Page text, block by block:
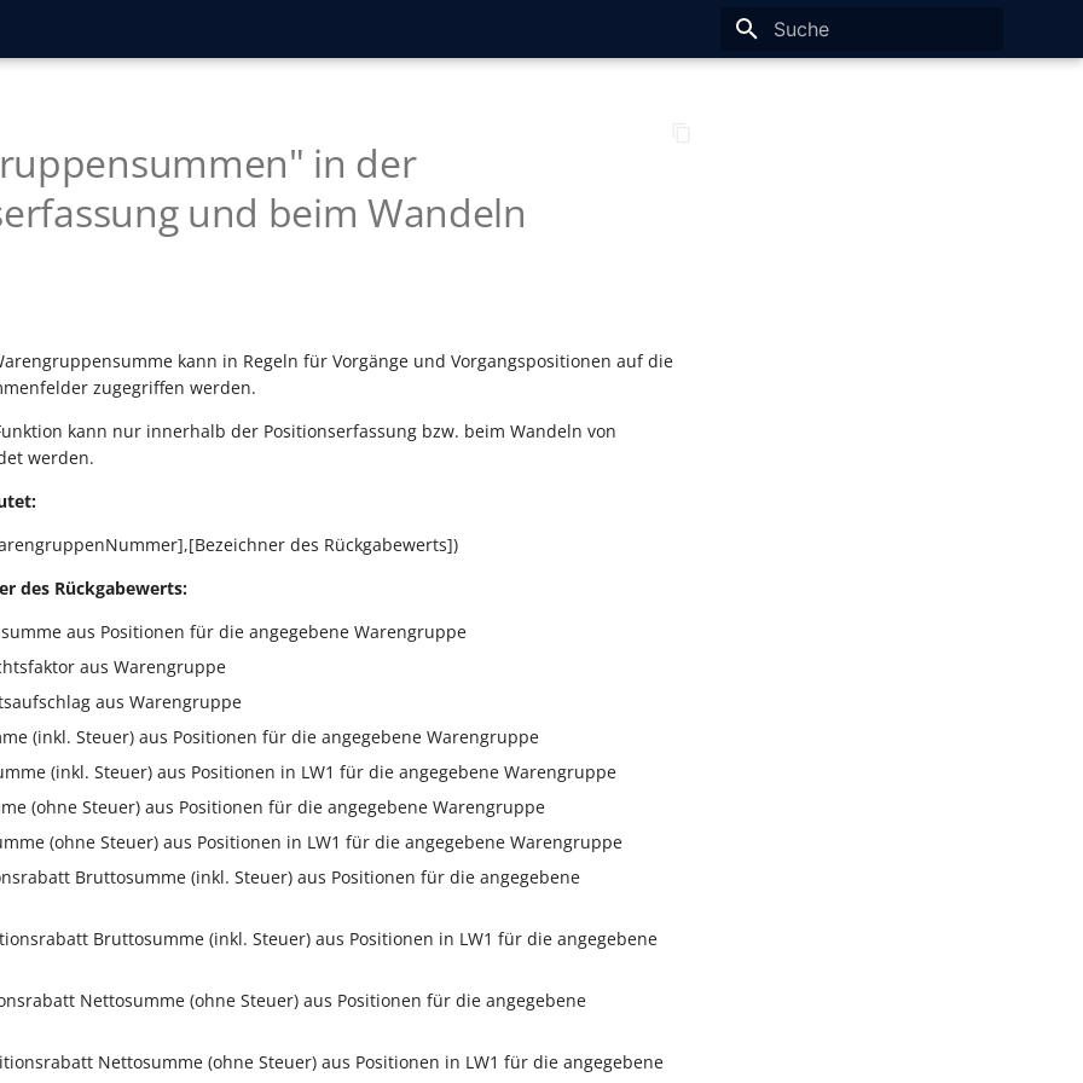
in der
und beim Wandeln
kann in Regeln für Vorgänge und Vorgangspositionen auf die
zugegriffen werden.
kann nur innerhalb der Positionserfassung bzw. beim Wandeln von
werden.
des Rückgabewerts])
des Rückgabewerts:
aus Positionen für die angegebene Warengruppe
aus Warengruppe
aus Warengruppe
(inkl. Steuer) aus Positionen für die angegebene Warengruppe
(inkl. Steuer) aus Positionen in LW1 für die angegebene Warengruppe
(ohne Steuer) aus Positionen für die angegebene Warengruppe
(ohne Steuer) aus Positionen in LW1 für die angegebene Warengruppe
Bruttosumme (inkl. Steuer) aus Positionen für die angegebene
Bruttosumme (inkl. Steuer) aus Positionen in LW1 für die angegebene
Nettosumme (ohne Steuer) aus Positionen für die angegebene
Nettosumme (ohne Steuer) aus Positionen in LW1 für die angegebene